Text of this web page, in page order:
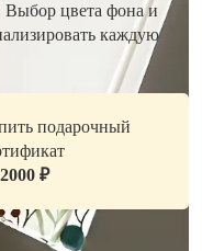
Выбор цвета фона и
каждую
подарочный
₽